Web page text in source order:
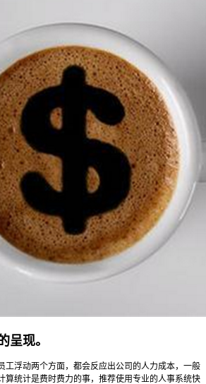
呈现。
工浮动两个方面，都会反应出公司的人力成本，一般
算统计是费时费力的事，推荐使用专业的人事系统快